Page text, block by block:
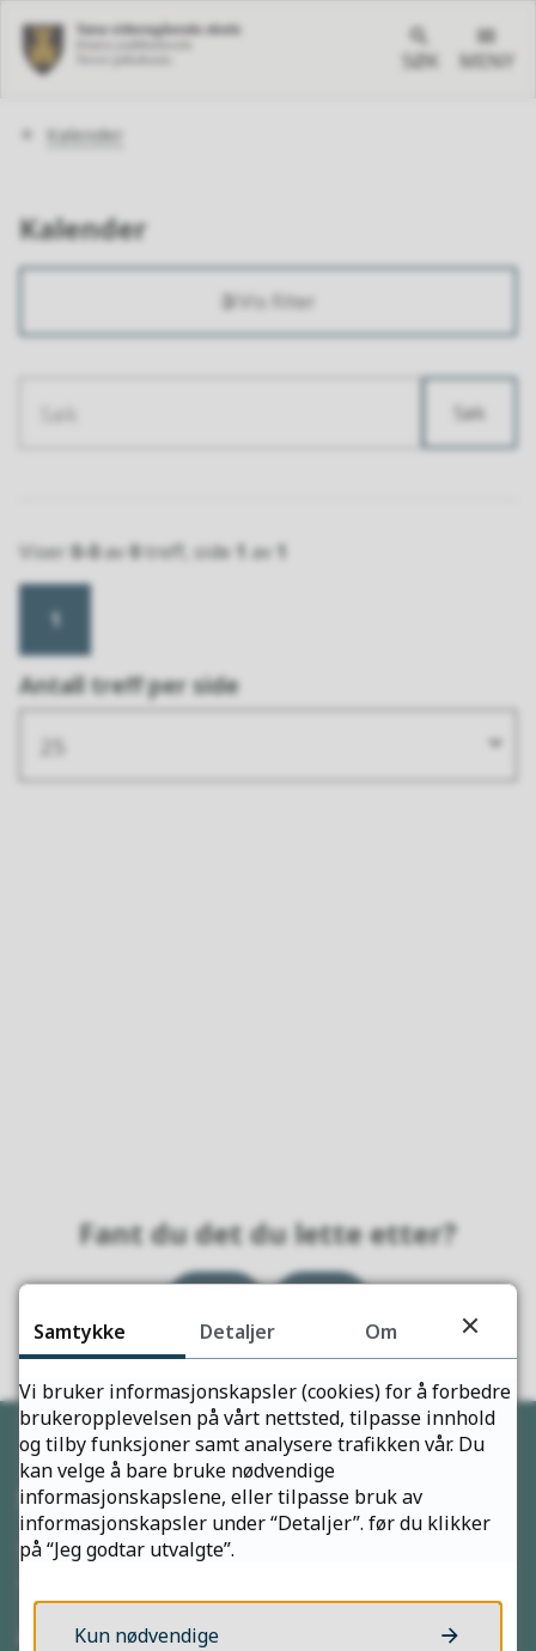
SØK MENY
Du
Kalender
Kalender
Vis filter
Søketekst Søk
Viser 0-0av0treff, side 1 av 1
1
Antall treff per side
25
Fant du det du lette etter?
Servicetorget
Telefon
Åpningstider
Samtykke Detaljer Om
Vi bruker informasjonskapsler (cookies) for å forbedre
brukeropplevelsen på vårt nettsted, tilpasse innhold
og tilby funksjoner samt analysere trafikken vår. Du
kan velge å bare bruke nødvendige
informasjonskapslene, eller tilpasse bruk av
informasjonskapsler under “Detaljer”. før du klikker
på “Jeg godtar utvalgte”.
Kun nødvendige